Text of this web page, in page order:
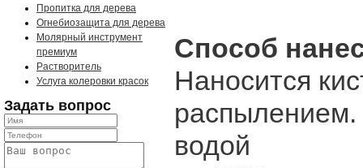
Пропитка для дерева
Огнебиозащита для дерева
Молярный инструмент
премиум
Растворитель
Услуга колеровки красок
Задать вопрос
Способ
Наносится
распылением.
водой